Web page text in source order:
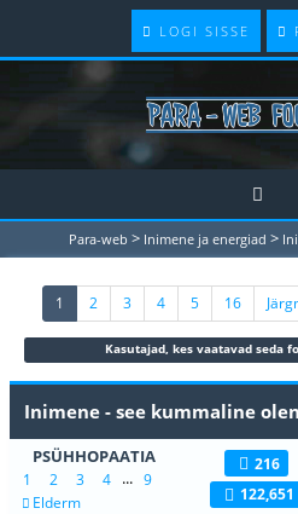
LOGI SISSE
Para-web > Inimene ja energiad >
1 (current)
2 3 4 5 16
Kasutajad, kes vaatavad seda
Inimene - see kummaline
PSÜHHOPAATIA
1 2 3 4 ... 9
Elderm
216
122,651